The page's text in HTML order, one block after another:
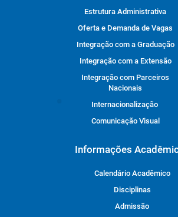
Estrutura Administrativa
Oferta e Demanda de Vagas
Integração com a Graduação
Integração com a Extensão
Integração com Parceiros
Nacionais
Internacionalização
Comunicação Visual
Informações
Calendário Acadêmico
Disciplinas
Admissão